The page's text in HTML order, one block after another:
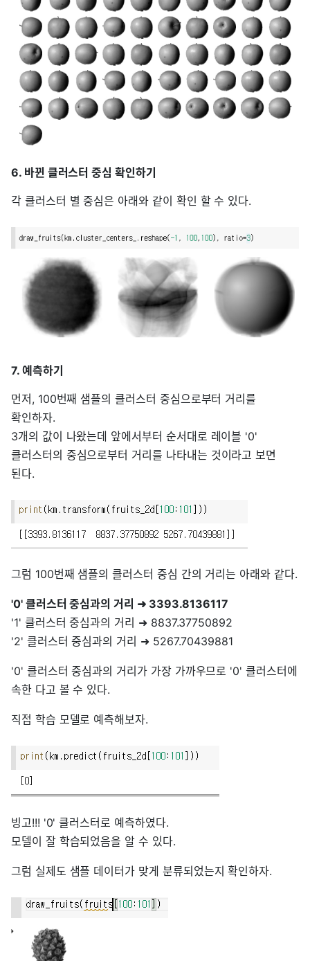
6. 바뀐 클러스터 중심 확인하기
각 클러스터 별 중심은 아래와 같이 확인 할 수 있다.
7. 예측하기
먼저, 100번째 샘플의 클러스터 중심으로부터 거리를
확인하자.
3개의 값이 나왔는데 앞에서부터 순서대로 레이블 '0'
클러스터의 중심으로부터 거리를 나타내는 것이라고 보면
된다.
그럼 100번째 샘플의 클러스터 중심 간의 거리는 아래와 같다.
'0' 클러스터 중심과의 거리 ➜ 3393.8136117
'1' 클러스터 중심과의 거리 ➜ 8837.37750892
'2' 클러스터 중심과의 거리 ➜ 5267.70439881
'0' 클러스터 중심과의 거리가 가장 가까우므로 '0' 클러스터에
속한 다고 볼 수 있다.
직접 학습 모델로 예측해보자.
빙고!!! '0' 클러스터로 예측하였다.
모델이 잘 학습되었음을 알 수 있다.
그럼 실제도 샘플 데이터가 맞게 분류되었는지 확인하자.